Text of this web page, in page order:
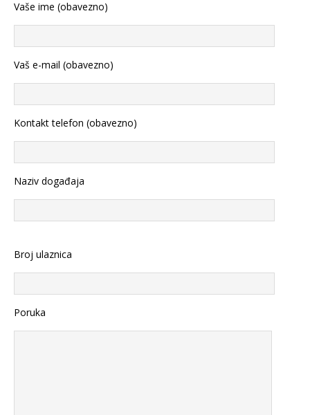
Vaše ime (obavezno)
Vaš e-mail (obavezno)
Kontakt telefon (obavezno)
Naziv događaja
Broj ulaznica
Poruka